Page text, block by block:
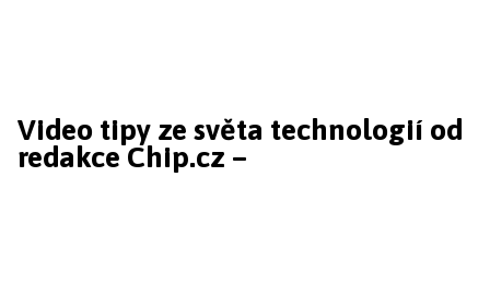
Video tipy ze světa technologií od
redakce Chip.cz –